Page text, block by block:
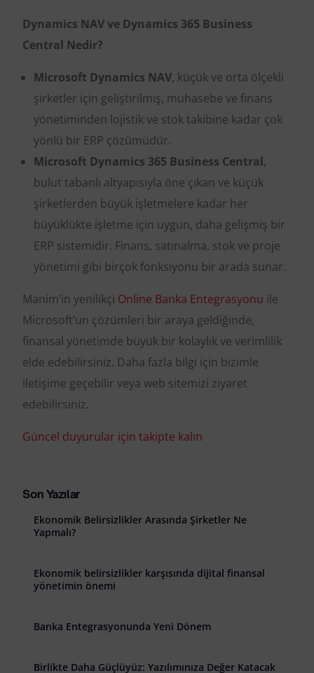
Dynamics NAV ve Dynamics 365 Business
Central Nedir?
Microsoft Dynamics NAV, küçük ve orta ölçekli
şirketler için geliştirilmiş, muhasebe ve finans
yönetiminden lojistik ve stok takibine kadar çok
yönlü bir ERP çözümüdür.
Microsoft Dynamics 365 Business Central,
bulut tabanlı altyapısıyla öne çıkan ve küçük
şirketlerden büyük işletmelere kadar her
büyüklükte işletme için uygun, daha gelişmiş bir
ERP sistemidir. Finans, satınalma, stok ve proje
yönetimi gibi birçok fonksiyonu bir arada sunar.
Manim’in yenilikçi Online Banka Entegrasyonu ile
Microsoft’un çözümleri bir araya geldiğinde,
finansal yönetimde büyük bir kolaylık ve verimlilik
elde edebilirsiniz. Daha fazla bilgi için bizimle
iletişime geçebilir veya web sitemizi ziyaret
edebilirsiniz.
Güncel duyurular için takipte kalın
Son Yazılar
Ekonomik Belirsizlikler Arasında Şirketler Ne
Yapmalı?
Ekonomik belirsizlikler karşısında dijital finansal
yönetimin önemi
Banka Entegrasyonunda Yeni Dönem
Birlikte Daha Güçlüyüz: Yazılımınıza Değer Katacak